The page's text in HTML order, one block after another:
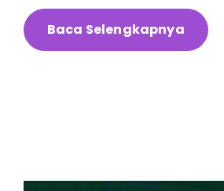
Baca Selengkapnya